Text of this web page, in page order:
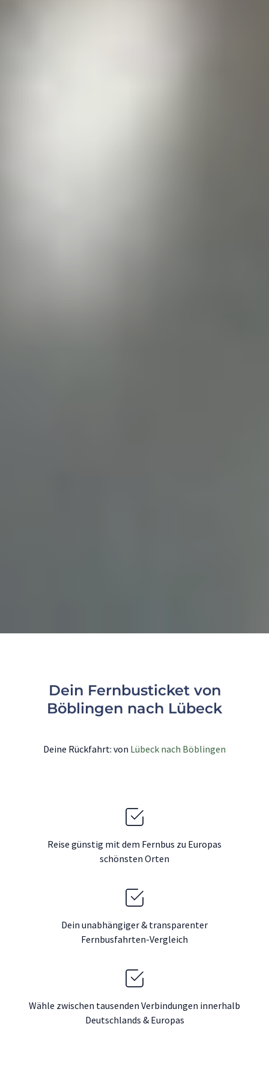
Dein Fernbusticket von
Böblingen nach Lübeck
Deine Rückfahrt: von Lübeck nach Böblingen
Reise günstig mit dem Fernbus zu Europas
schönsten Orten
Dein unabhängiger & transparenter
Fernbusfahrten-Vergleich
Wähle zwischen tausenden Verbindungen innerhalb
Deutschlands & Europas